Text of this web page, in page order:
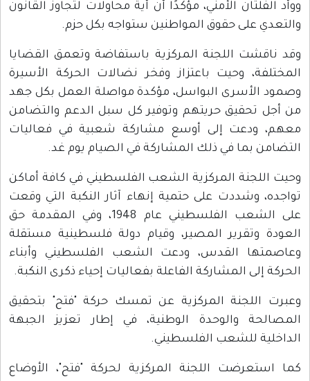
ووأد الفلتان الأمني، مؤكدًا أن أية محاولات لتجاوز القانون
والتعدي على حقوق المواطنين ستواجه بكل حزم.
وقد ناقشت اللجنة المركزية باستفاضة وتعمق القضايا
المختلفة، وحيت باعتزاز وفخر نضالات الحركة الأسيرة
وصمود الأسرى البواسل، مؤكدة مواصلة العمل بكل جهد
من أجل تحقيق حريتهم وتوفير كل سبل الدعم والتضامن
معهم، ودعت إلى أوسع مشاركة شعبية في فعاليات
التضامن بما في ذلك المشاركة في الصيام يوم غد.
وحيت اللجنة المركزية الشعب الفلسطيني في كافة أماكن
تواجده، وشددت على حتمية إنهاء آثار النكبة التي وقعت
على الشعب الفلسطيني عام 1948، وفي المقدمة حق
العودة وتقرير المصير، وقيام دولة فلسطينية مستقلة
وعاصمتها القدس، ودعت الشعب الفلسطيني وأبناء
الحركة إلى المشاركة الفاعلة بفعاليات إحياء ذكرى النكبة.
وعبرت اللجنة المركزية عن تمسك حركة "فتح" بتحقيق
المصالحة والوحدة الوطنية، في إطار تعزيز الجبهة
الداخلية للشعب الفلسطيني.
كما استعرضت اللجنة المركزية لحركة "فتح"، الأوضاع